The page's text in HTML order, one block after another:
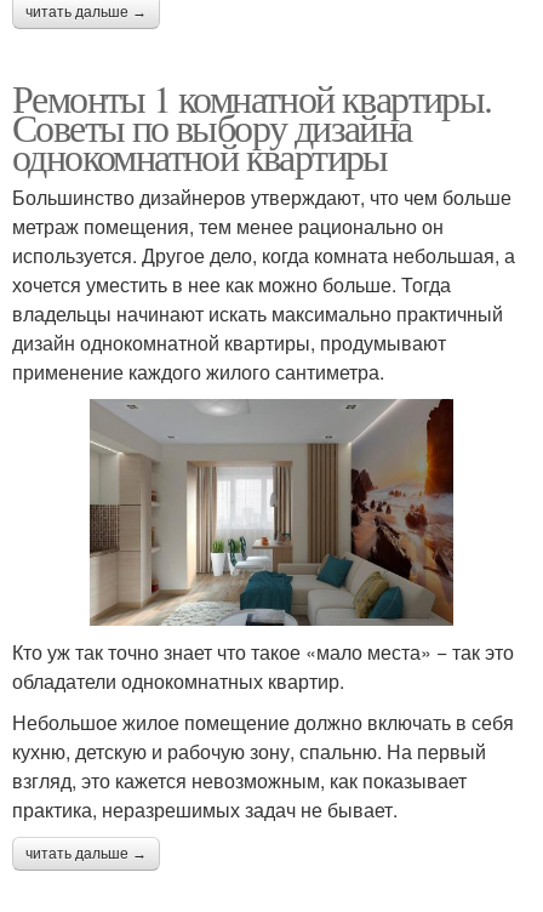
читать дальше →
Ремонты 1 комнатной квартиры.
Советы по выбору дизайна
однокомнатной квартиры
Большинство дизайнеров утверждают, что чем больше
метраж помещения, тем менее рационально он
используется. Другое дело, когда комната небольшая, а
хочется уместить в нее как можно больше. Тогда
владельцы начинают искать максимально практичный
дизайн однокомнатной квартиры, продумывают
применение каждого жилого сантиметра.
Кто уж так точно знает что такое «мало места» − так это
обладатели однокомнатных квартир.
Небольшое жилое помещение должно включать в себя
кухню, детскую и рабочую зону, спальню. На первый
взгляд, это кажется невозможным, как показывает
практика, неразрешимых задач не бывает.
читать дальше →